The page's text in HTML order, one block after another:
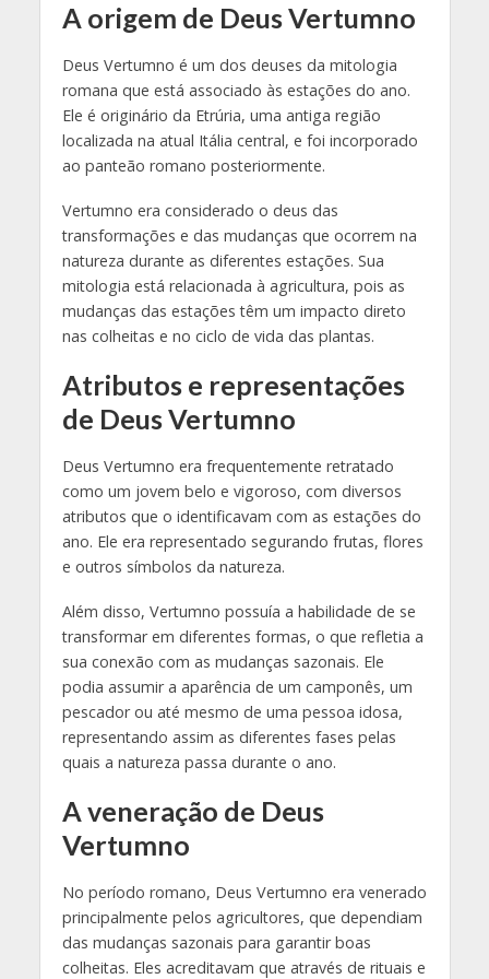
A origem de Deus Vertumno
Deus Vertumno é um dos deuses da mitologia
romana que está associado às estações do ano.
Ele é originário da Etrúria, uma antiga região
localizada na atual Itália central, e foi incorporado
ao panteão romano posteriormente.
Vertumno era considerado o deus das
transformações e das mudanças que ocorrem na
natureza durante as diferentes estações. Sua
mitologia está relacionada à agricultura, pois as
mudanças das estações têm um impacto direto
nas colheitas e no ciclo de vida das plantas.
Atributos e representações
de Deus Vertumno
Deus Vertumno era frequentemente retratado
como um jovem belo e vigoroso, com diversos
atributos que o identificavam com as estações do
ano. Ele era representado segurando frutas, flores
e outros símbolos da natureza.
Além disso, Vertumno possuía a habilidade de se
transformar em diferentes formas, o que refletia a
sua conexão com as mudanças sazonais. Ele
podia assumir a aparência de um camponês, um
pescador ou até mesmo de uma pessoa idosa,
representando assim as diferentes fases pelas
quais a natureza passa durante o ano.
A veneração de Deus
Vertumno
No período romano, Deus Vertumno era venerado
principalmente pelos agricultores, que dependiam
das mudanças sazonais para garantir boas
colheitas. Eles acreditavam que através de rituais e